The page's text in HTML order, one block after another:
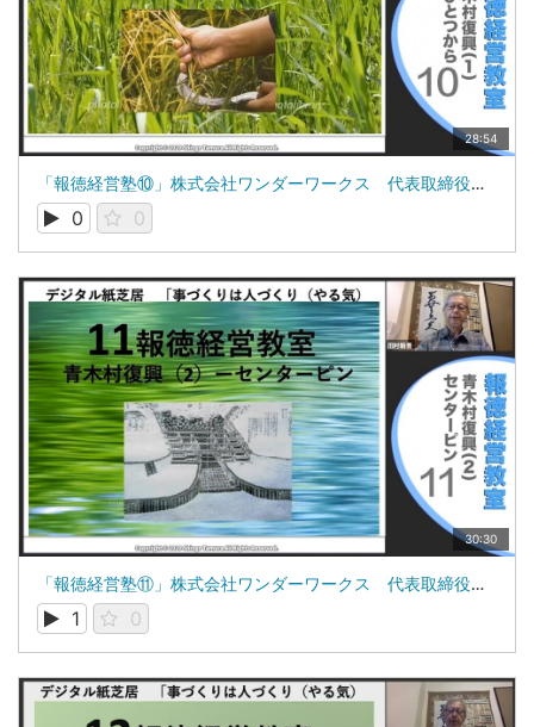
28:54
「報徳経営塾⑩」株式会社ワンダーワークス 代表取締役 田村新吾
0 0
30:30
「報徳経営塾⑪」株式会社ワンダーワークス 代表取締役 田村新吾
1 0